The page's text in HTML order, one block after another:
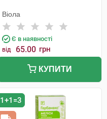
Віола
Є в наявності
від 65.00 грн
КУПИТИ
1+1=3